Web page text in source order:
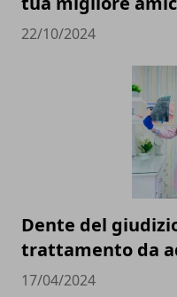
22/10/2024
Dente del
trattamento da
17/04/2024